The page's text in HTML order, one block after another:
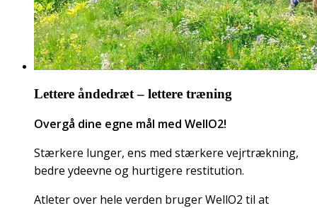
Lettere åndedræt – lettere træning
Overgå dine egne mål med WellO2!
Stærkere lunger, ens med stærkere vejrtrækning,
bedre ydeevne og hurtigere restitution.
Atleter over hele verden bruger WellO2 til at